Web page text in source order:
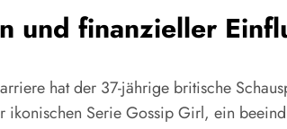
und finanzieller
hat der 37-jährige britische
ikonischen Serie Gossip Girl, ein